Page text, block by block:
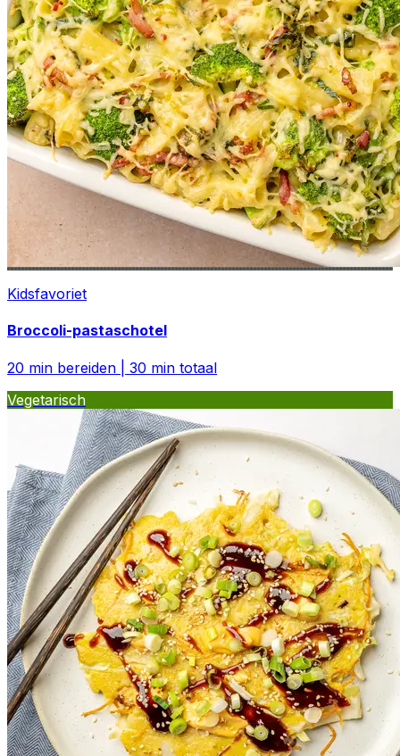
Kidsfavoriet
Broccoli-pastaschotel
20 min bereiden 30 min totaal
Vegetarisch